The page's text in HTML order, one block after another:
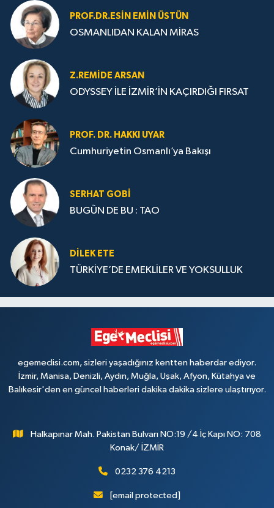
PROF.DR.ESIN EMIN ÜSTÜN
OSMANLIDAN KALAN MİRAS
Z.REMIDE ARSAN
ODYSSEY İLE İZMİR’İN KAÇIRDIĞI FIRSAT
PROF. DR. HAKKI UYAR
Cumhuriyetin Osmanlı’ya Bakışı
SERHAT GOBİ
BUGÜN DE BU : TAO
DILEK ETE
TÜRKİYE’DE EMEKLİLER VE YOKSULLUK
egemeclisi.com, sizleri yaşadığınız kentten haberdar ediyor.
İzmir, Manisa, Denizli, Aydın, Muğla, Uşak, Afyon, Kütahya ve
Balıkesir'den en güncel haberleri dakika dakika sizlere ulaştırıyor.
Halkapınar Mah. Pakistan Bulvarı NO:19 /4 İç Kapı NO: 708
Konak/ İZMİR
0232 376 4213
[email protected]